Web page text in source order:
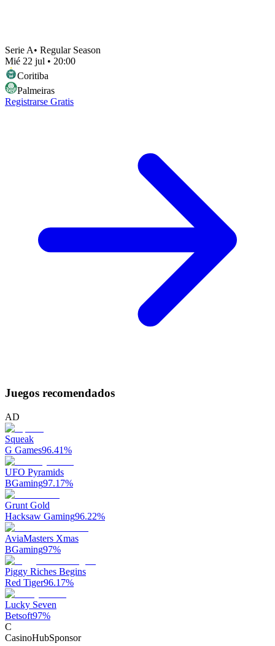
Serie A• Regular Season
Mié 22 jul • 20:00
Coritiba
Palmeiras
Registrarse Gratis
Juegos recomendados
AD
Squeak
G Games96.41%
UFO Pyramids
BGaming97.17%
Grunt Gold
Hacksaw Gaming96.22%
AviaMasters Xmas
BGaming97%
Piggy Riches Begins
Red Tiger96.17%
Lucky Seven
Betsoft97%
C
CasinoHubSponsor